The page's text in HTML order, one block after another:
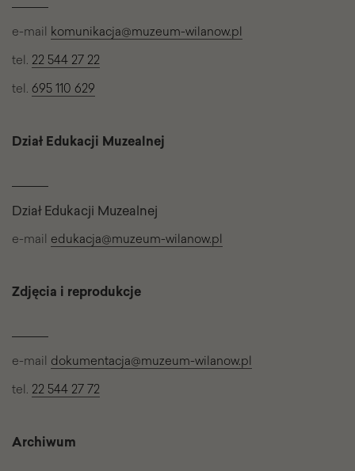
e-mail komunikacja@muzeum-wilanow.pl
tel. 22 544 27 22
tel. 695 110 629
Dział Edukacji Muzealnej
Dział Edukacji Muzealnej
e-mail edukacja@muzeum-wilanow.pl
Zdjęcia i reprodukcje
e-mail dokumentacja@muzeum-wilanow.pl
tel. 22 544 27 72
Archiwum